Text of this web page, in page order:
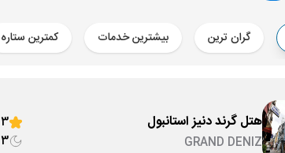
گران ترین بیشترین خدمات کمترین ستاره
هتل گرند دنیز استانبول
GRAND DENIZ
3 ستاره
3 شب